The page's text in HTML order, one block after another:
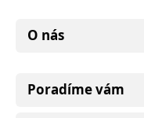
O nás
Poradíme vám